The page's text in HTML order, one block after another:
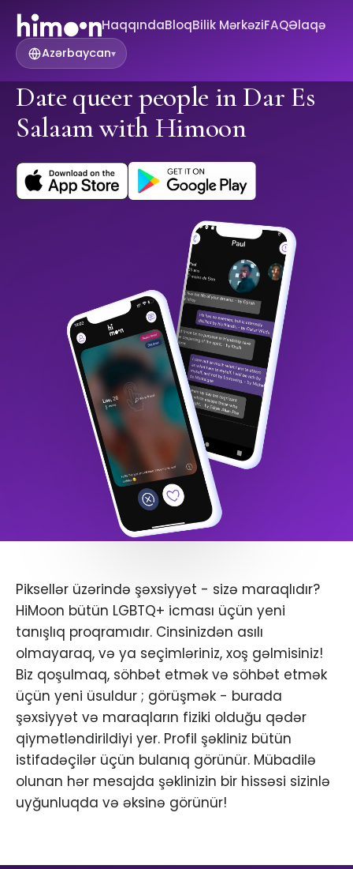
HaqqındaBloqBilik MərkəziFAQƏlaqə
Azərbaycan▾
Date queer people in Dar Es
Salaam with Himoon
Piksellər üzərində şəxsiyyət - sizə maraqlıdır?
HiMoon bütün LGBTQ+ icması üçün yeni
tanışlıq proqramıdır. Cinsinizdən asılı
olmayaraq, və ya seçimləriniz, xoş gəlmisiniz!
Biz qoşulmaq, söhbət etmək və söhbət etmək
üçün yeni üsuldur ; görüşmək - burada
şəxsiyyət və maraqların fiziki olduğu qədər
qiymətləndirildiyi yer. Profil şəkliniz bütün
istifadəçilər üçün bulanıq görünür. Mübadilə
olunan hər mesajda şəklinizin bir hissəsi sizinlə
uyğunluqda və əksinə görünür!